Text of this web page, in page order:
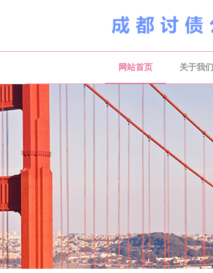
网站首页 关于我们